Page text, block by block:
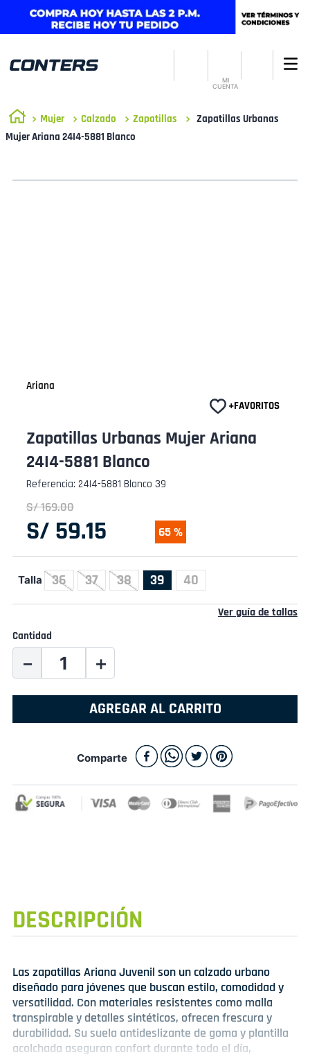
MI
CUENTA
Mujer Calzado Zapatillas
Zapatillas Urbanas
Mujer Ariana 24I4-5881 Blanco
Ariana
Zapatillas Urbanas Mujer Ariana
24I4-5881 Blanco
Referencia: 24I4-5881 Blanco 39
S/169.00
S/ 59.15 65 %
Talla 36 37 38 39 40
Ver guía de tallas
Cantidad
＋
－
AGREGAR AL CARRITO
Comparte
DESCRIPCIÓN
Las zapatillas Ariana Juvenil son un calzado urbano
diseñado para jóvenes que buscan estilo, comodidad y
versatilidad. Con materiales resistentes como malla
transpirable y detalles sintéticos, ofrecen frescura y
durabilidad. Su suela antideslizante de goma y plantilla
acolchada aseguran confort durante todo el día,